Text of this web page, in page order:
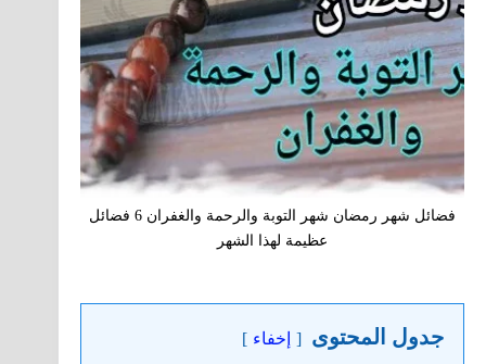
فضائل شهر رمضان شهر التوبة والرحمة والغفران 6 فضائل
عظيمة لهذا الشهر
جدول المحتوى إخفاء